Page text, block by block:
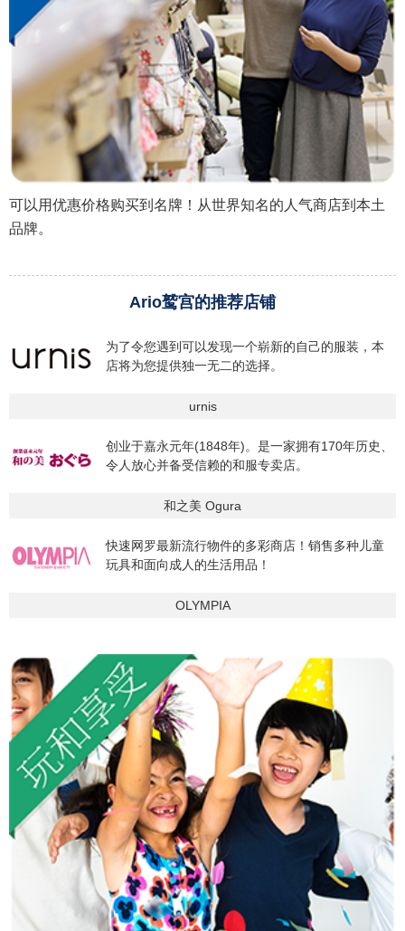
可以用优惠价格购买到名牌！从世界知名的人气商店到本土
品牌。
Ario鹫宫的推荐店铺
为了令您遇到可以发现一个崭新的自己的服装，本
店将为您提供独一无二的选择。
urnis
创业于嘉永元年(1848年)。是一家拥有170年历史、
令人放心并备受信赖的和服专卖店。
和之美 Ogura
快速网罗最新流行物件的多彩商店！销售多种儿童
玩具和面向成人的生活用品！
OLYMPIA